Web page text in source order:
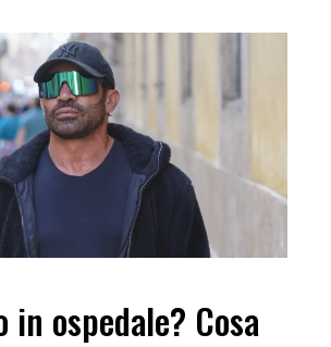
in ospedale? Cosa